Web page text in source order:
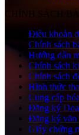
CHÍNH SÁCH
Điều khoản
Chính sách
Hướng dẫn
Chính sách
Chính sách
Hình thức
Cung cấp
Đăng ký
Đăng ký văn
Giấy chứng